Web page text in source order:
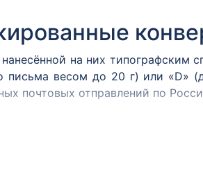
на них типографским
письма весом до 20 г) или «D»
почтовых отправлений по
реализуются исключительно